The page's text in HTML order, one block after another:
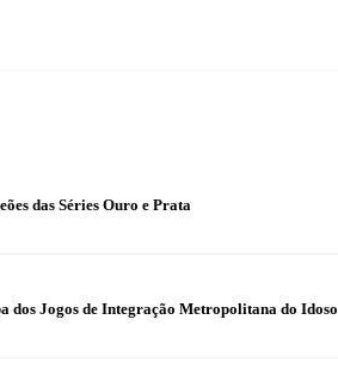
das Séries Ouro e Prata
dos Jogos de Integração Metropolitana do Idoso